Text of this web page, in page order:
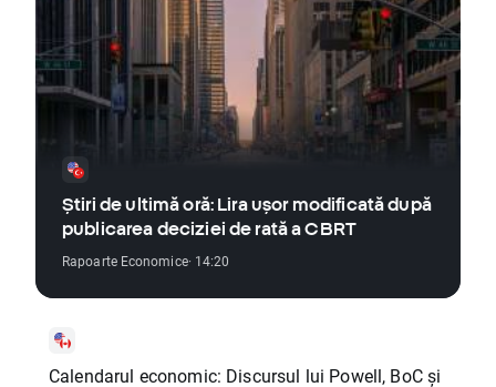
Știri de ultimă oră: Lira ușor modificată după
publicarea deciziei de rată a CBRT
Rapoarte Economice· 14:20
Calendarul economic: Discursul lui Powell, BoC și